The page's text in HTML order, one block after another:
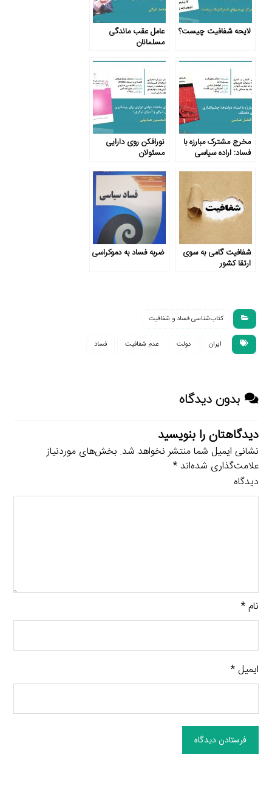
لایحه شفافیت چیست؟
عامل عقب ماندگی
مسلمانان
مخرج مشترک مبارزه با
فساد: اراده سیاسی
نورافکن روی دارایی
مسئولان
شفافیت گامی به سوی
ارتقا کشور
ضربه فساد به دموکراسی
کتاب‌شناسی فساد و شفافیت
ایران دولت عدم شفافیت فساد
بدون دیدگاه
دیدگاهتان را بنویسید
نشانی ایمیل شما منتشر نخواهد شد. بخش‌های موردنیاز
علامت‌گذاری شده‌اند*
دیدگاه
نام*
ایمیل*
فرستادن دیدگاه